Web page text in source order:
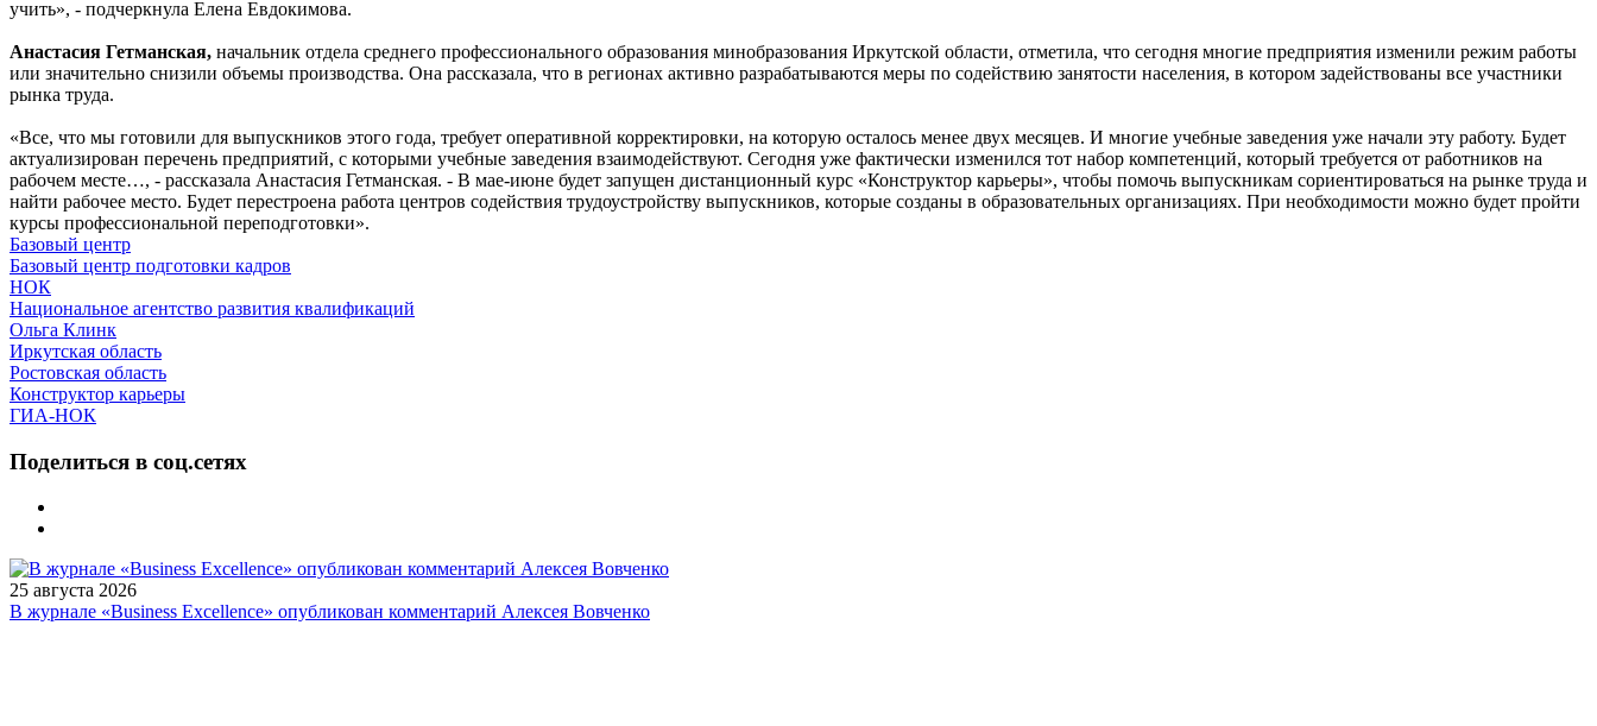
учить», - подчеркнула Елена Евдокимова.
Анастасия Гетманская, начальник отдела среднего профессионального образования минобразования Иркутской области, отметила, что сегодня многие предприятия изменили режим работы
или значительно снизили объемы производства. Она рассказала, что в регионах активно разрабатываются меры по содействию занятости населения, в котором задействованы все участники
рынка труда.
«Все, что мы готовили для выпускников этого года, требует оперативной корректировки, на которую осталось менее двух месяцев. И многие учебные заведения уже начали эту работу. Будет
актуализирован перечень предприятий, с которыми учебные заведения взаимодействуют. Сегодня уже фактически изменился тот набор компетенций, который требуется от работников на
рабочем месте…, - рассказала Анастасия Гетманская. - В мае-июне будет запущен дистанционный курс «Конструктор карьеры», чтобы помочь выпускникам сориентироваться на рынке труда и
найти рабочее место. Будет перестроена работа центров содействия трудоустройству выпускников, которые созданы в образовательных организациях. При необходимости можно будет пройти
курсы профессиональной переподготовки».
Базовый центр
Базовый центр подготовки кадров
НОК
Национальное агентство развития квалификаций
Ольга Клинк
Иркутская область
Ростовская область
Конструктор карьеры
ГИА-НОК
Поделиться в соц.сетях
25 августа 2026
В журнале «Business Excellence» опубликован комментарий Алексея Вовченко